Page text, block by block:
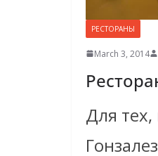
РЕСТОРАНЫ
March 3, 2014
Для